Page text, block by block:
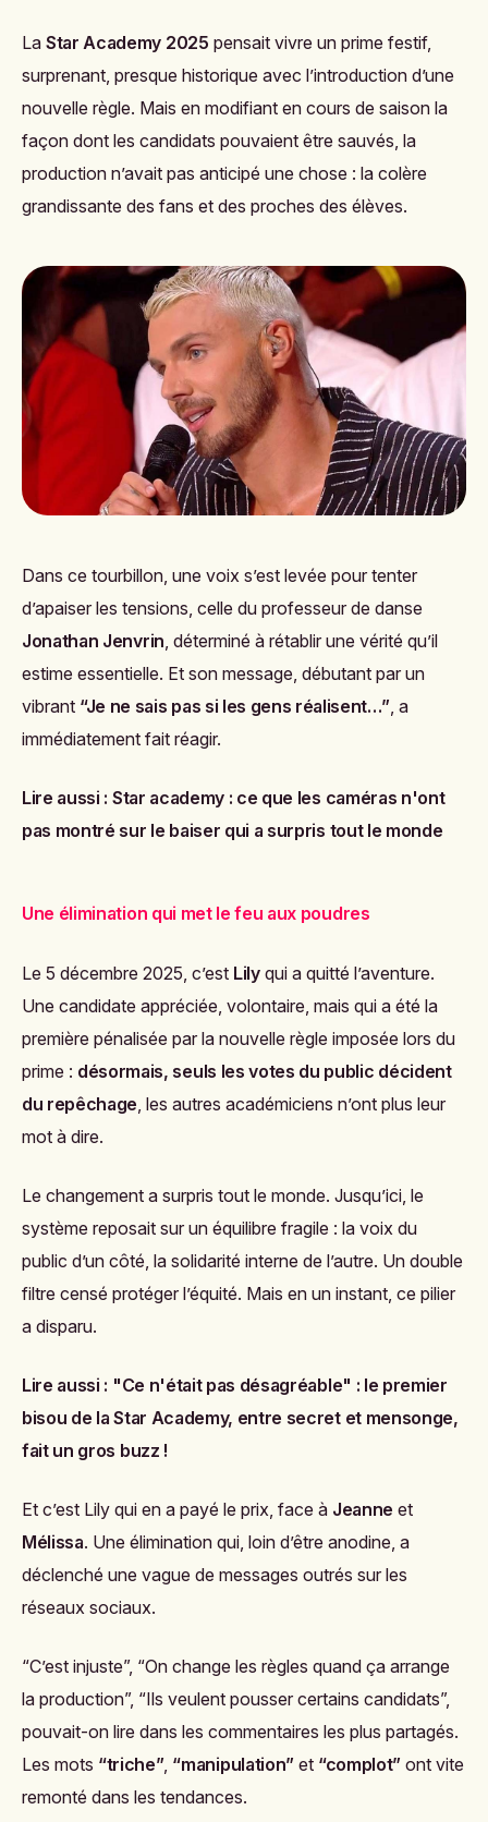
La Star Academy 2025 pensait vivre un prime festif,
surprenant, presque historique avec l’introduction d’une
nouvelle règle. Mais en modifiant en cours de saison la
façon dont les candidats pouvaient être sauvés, la
production n’avait pas anticipé une chose : la colère
grandissante des fans et des proches des élèves.
Dans ce tourbillon, une voix s’est levée pour tenter
d’apaiser les tensions, celle du professeur de danse
Jonathan Jenvrin, déterminé à rétablir une vérité qu’il
estime essentielle. Et son message, débutant par un
vibrant “Je ne sais pas si les gens réalisent…”, a
immédiatement fait réagir.
Lire aussi : Star academy : ce que les caméras n'ont
pas montré sur le baiser qui a surpris tout le monde
Une élimination qui met le feu aux poudres
Le 5 décembre 2025, c’est Lilyqui a quitté l’aventure.
Une candidate appréciée, volontaire, mais qui a été la
première pénalisée par la nouvelle règle imposée lors du
prime : désormais, seuls les votes du public décident
du repêchage, les autres académiciens n’ont plus leur
mot à dire.
Le changement a surpris tout le monde. Jusqu’ici, le
système reposait sur un équilibre fragile : la voix du
public d’un côté, la solidarité interne de l’autre. Un double
filtre censé protéger l’équité. Mais en un instant, ce pilier
a disparu.
Lire aussi : "Ce n'était pas désagréable" : le premier
bisou de la Star Academy, entre secret et mensonge,
fait un gros buzz !
Et c’est Lily qui en a payé le prix, face à Jeanne et
Mélissa. Une élimination qui, loin d’être anodine, a
déclenché une vague de messages outrés sur les
réseaux sociaux.
“C’est injuste”, “On change les règles quand ça arrange
la production”, “Ils veulent pousser certains candidats”,
pouvait-on lire dans les commentaires les plus partagés.
Les mots “triche”, “manipulation” et “complot” ont vite
remonté dans les tendances.